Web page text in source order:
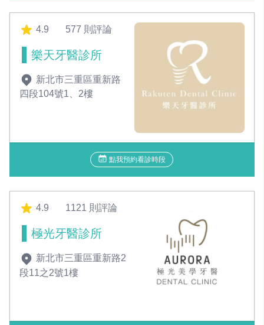
4.9 577 則評論
樂天牙醫診所
新北市三重區重新路
四段104號1、2樓
點我預約看診時段
4.9 1121 則評論
極光牙醫診所
新北市三重區重新路2
段11之2號1樓